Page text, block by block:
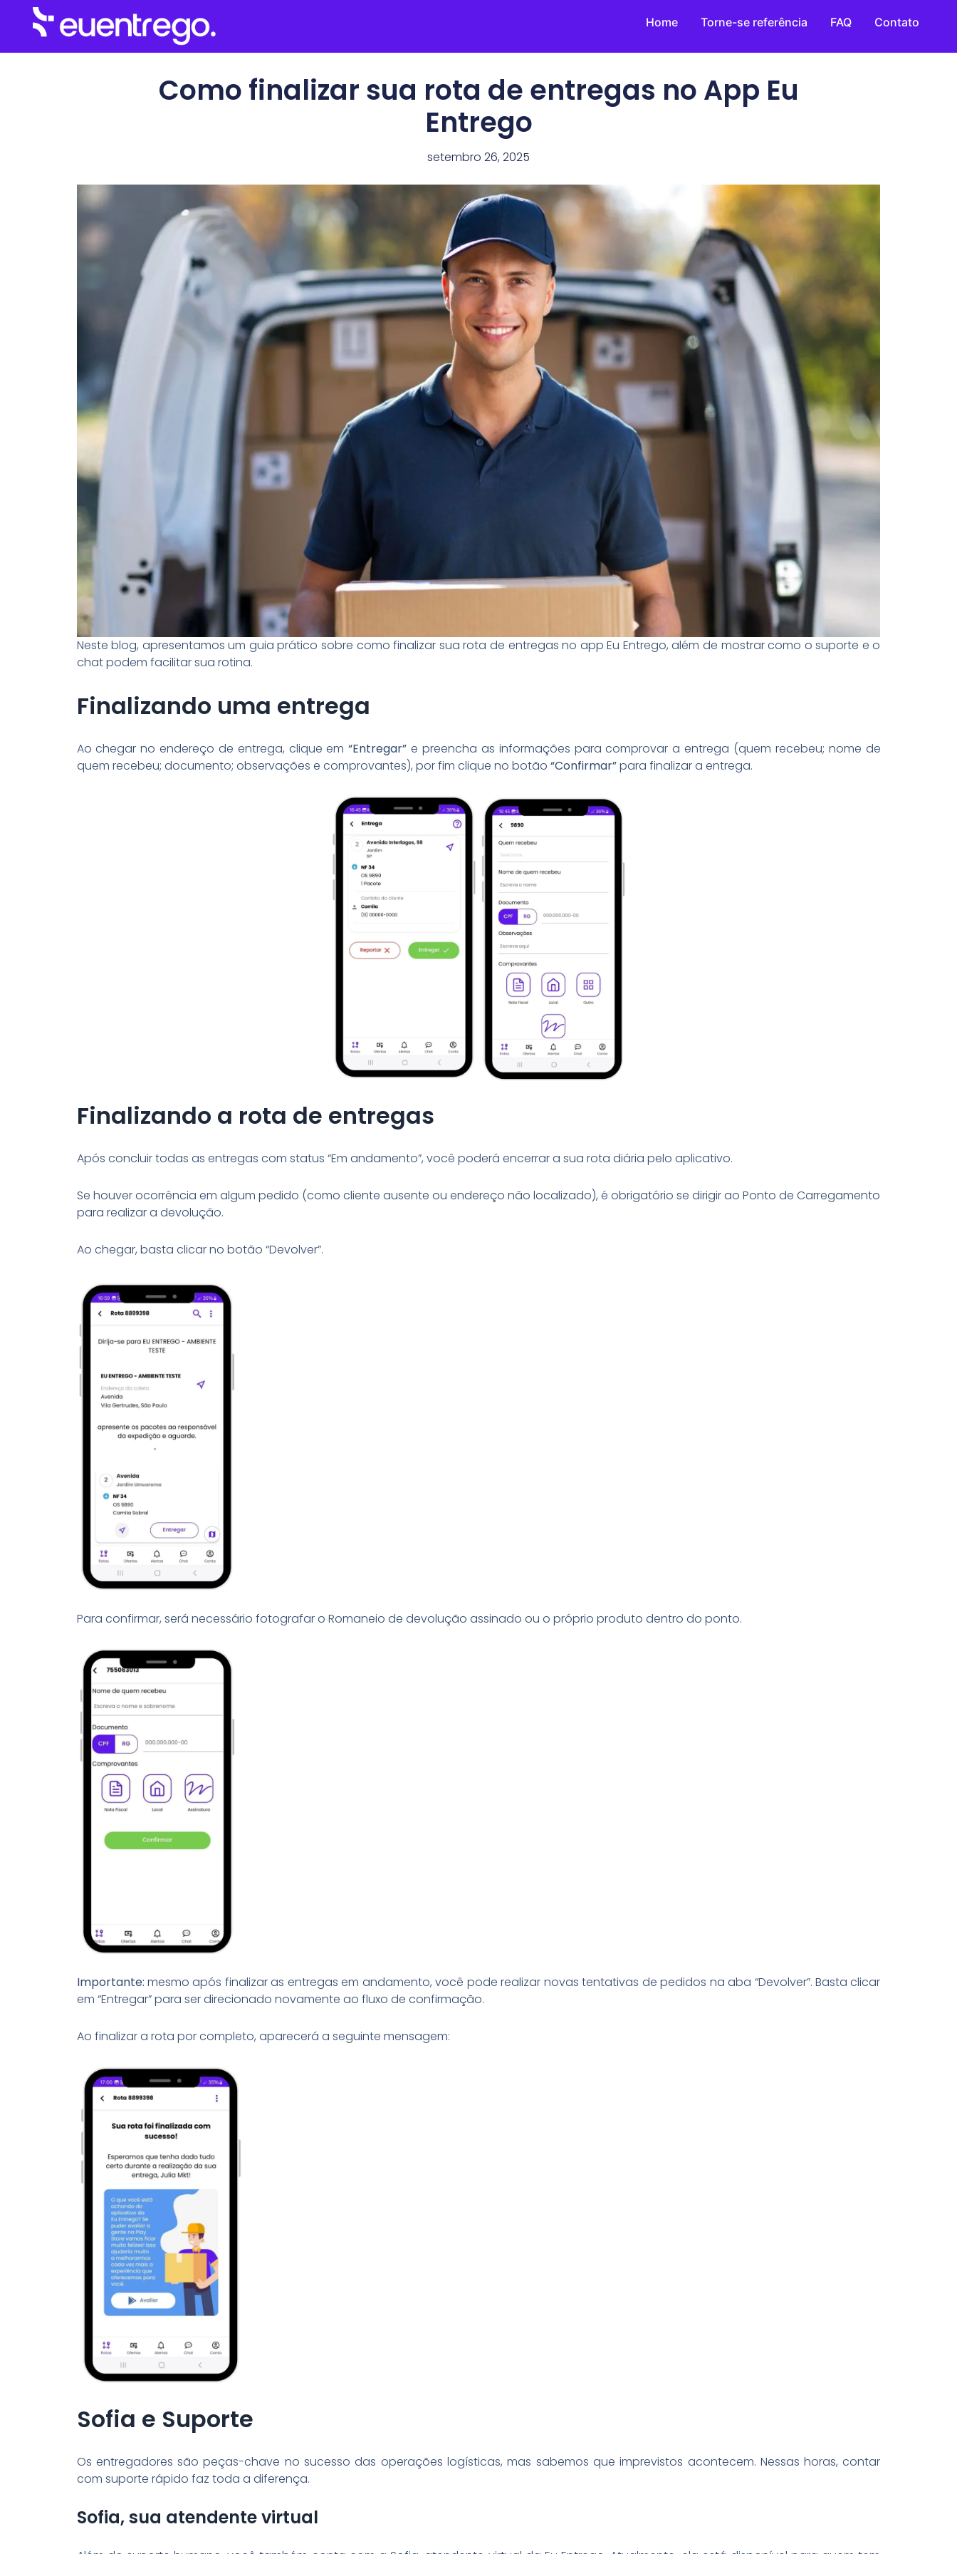
Home Torne-se referência FAQ Contato
Como finalizar sua rota de entregas no App Eu
Entrego
setembro 26, 2025
Neste blog, apresentamos um guia prático sobre como finalizar sua rota de entregas no app Eu Entrego, além de mostrar como o suporte e o
chat podem facilitar sua rotina.
Finalizando uma entrega
Ao chegar no endereço de entrega, clique em “Entregar” e preencha as informações para comprovar a entrega (quem recebeu; nome de
quem recebeu; documento; observações e comprovantes), por fim clique no botão “Confirmar”para finalizar a entrega.
Finalizando a rota de entregas
Após concluir todas as entregas com status “Em andamento”, você poderá encerrar a sua rota diária pelo aplicativo.
Se houver ocorrência em algum pedido (como cliente ausente ou endereço não localizado), é obrigatório se dirigir ao Ponto de Carregamento
para realizar a devolução.
Ao chegar, basta clicar no botão “Devolver”.
Para confirmar, será necessário fotografar o Romaneio de devolução assinado ou o próprio produto dentro do ponto.
Importante: mesmo após finalizar as entregas em andamento, você pode realizar novas tentativas de pedidos na aba “Devolver”. Basta clicar
em “Entregar” para ser direcionado novamente ao fluxo de confirmação.
Ao finalizar a rota por completo, aparecerá a seguinte mensagem:
Sofia e Suporte
Os entregadores são peças-chave no sucesso das operações logísticas, mas sabemos que imprevistos acontecem. Nessas horas, contar
com suporte rápido faz toda a diferença.
Sofia, sua atendente virtual